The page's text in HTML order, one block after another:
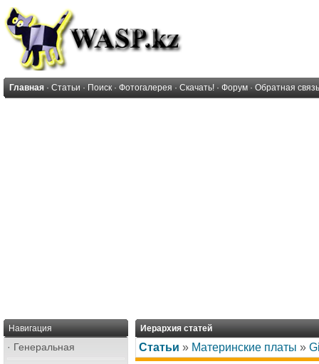
Главная · Статьи · Поиск · Фотогалерея · Скачать! · Форум · Обратная связь
Навигация
· Генеральная
Иерархия статей
Статьи » Материнские платы »